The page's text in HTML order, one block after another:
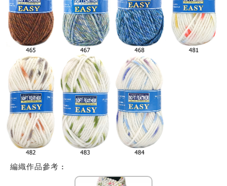
編織作品參考 :